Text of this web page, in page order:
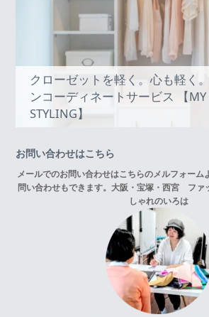
クローゼットを軽く。心も軽く
ンコーディネートサービス 【MY
STYLING】
お問い合わせはこちら
メールでのお問い合わせはこちらのメルフォーム
問い合わせもできます。 大阪・宝塚・西宮 ファ
しゃれのいろは